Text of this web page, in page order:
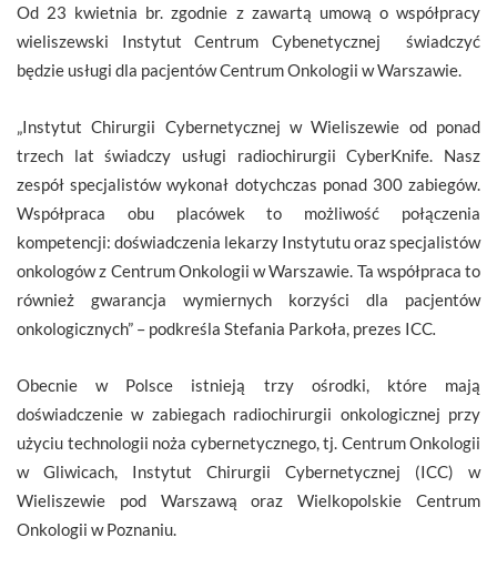
Od 23 kwietnia br. zgodnie z zawartą umową o współpracy
wieliszewski Instytut Centrum Cybenetycznej świadczyć
będzie usługi dla pacjentów Centrum Onkologii w Warszawie.
„Instytut Chirurgii Cybernetycznej w Wieliszewie od ponad
trzech lat świadczy usługi radiochirurgii CyberKnife. Nasz
zespół specjalistów wykonał dotychczas ponad 300 zabiegów.
Współpraca obu placówek to możliwość połączenia
kompetencji: doświadczenia lekarzy Instytutu oraz specjalistów
onkologów z Centrum Onkologii w Warszawie. Ta współpraca to
również gwarancja wymiernych korzyści dla pacjentów
onkologicznych” – podkreśla Stefania Parkoła, prezes ICC
Obecnie w Polsce istnieją trzy ośrodki, które mają
doświadczenie w zabiegach radiochirurgii onkologicznej przy
użyciu technologii noża cybernetycznego, tj. Centrum Onkologii
w Gliwicach, Instytut Chirurgii Cybernetycznej (ICC) w
Wieliszewie pod Warszawą oraz Wielkopolskie Centrum
Onkologii w Poznaniu.